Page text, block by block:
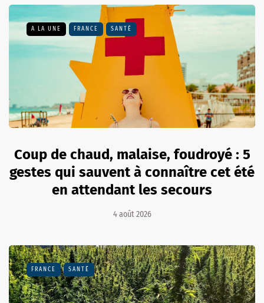
A LA UNE FRANCE SANTÉ
Coup de chaud, malaise, foudroyé : 5
gestes qui sauvent à connaître cet été
en attendant les secours
4 août 2026
FRANCE SANTÉ